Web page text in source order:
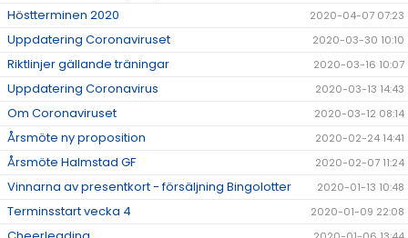
Höstterminen 2020 2020-04-07 07:23
Uppdatering Coronaviruset 2020-03-30 10:10
Riktlinjer gällande träningar 2020-03-16 10:07
Uppdatering Coronavirus 2020-03-13 14:43
Om Coronaviruset 2020-03-12 08:14
Årsmöte ny proposition 2020-02-24 14:41
Årsmöte Halmstad GF 2020-02-07 11:24
Vinnarna av presentkort - försäljning Bingolotter 2020-01-13 10:48
Terminsstart vecka 4 2020-01-09 22:08